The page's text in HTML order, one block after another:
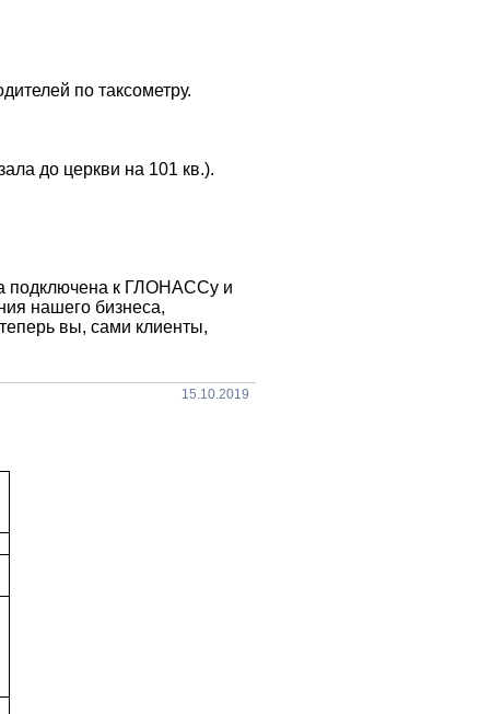
по таксометру.
до церкви на 101 кв.).
подключена к ГЛОНАССу и
нашего бизнеса,
вы, сами клиенты,
15.10.2019